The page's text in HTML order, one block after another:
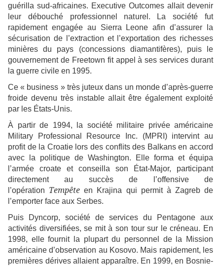
guérilla sud-africaines. Executive Outcomes allait devenir
leur débouché professionnel naturel. La société fut
rapidement engagée au Sierra Leone afin d’assurer la
sécurisation de l’extraction et l’exportation des richesses
minières du pays (concessions diamantifères), puis le
gouvernement de Freetown fit appel à ses services durant
la guerre civile en 1995.
Ce « business » très juteux dans un monde d’après-guerre
froide devenu très instable allait être également exploité
par les États-Unis.
À partir de 1994, la société militaire privée américaine
Military Professional Resource Inc. (MPRI) intervint au
profit de la Croatie lors des conflits des Balkans en accord
avec la politique de Washington. Elle forma et équipa
l’armée croate et conseilla son État-Major, participant
directement au succès de l’offensive de
l’opération Tempête en Krajina qui permit à Zagreb de
l’emporter face aux Serbes.
Puis Dyncorp, société de services du Pentagone aux
activités diversifiées, se mit à son tour sur le créneau. En
1998, elle fournit la plupart du personnel de la Mission
américaine d’observation au Kosovo. Mais rapidement, les
premières dérives allaient apparaître. En 1999, en Bosnie-